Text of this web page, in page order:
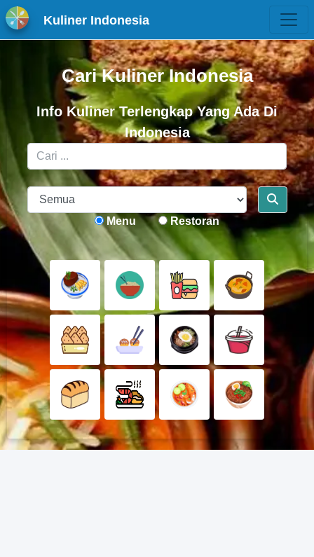
Kuliner Indonesia
Cari Kuliner Indonesia
Info Kuliner Terlengkap Yang Ada Di
Indonesia
Menu Restoran